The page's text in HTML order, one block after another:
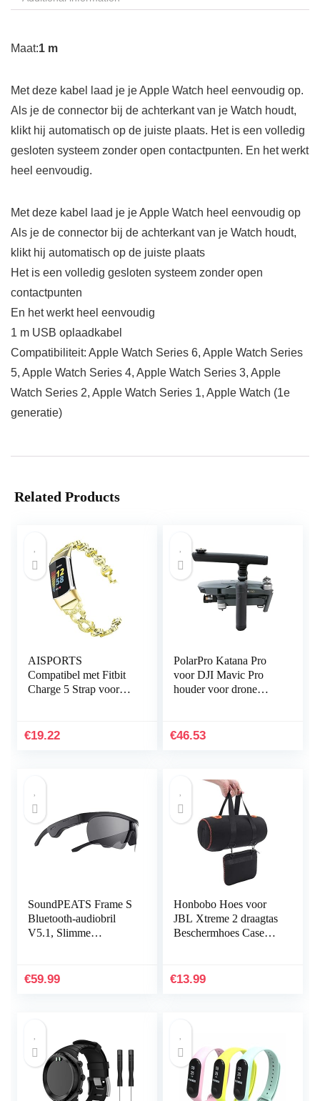
Maat:1 m
Met deze kabel laad je je Apple Watch heel eenvoudig op.
Als je de connector bij de achterkant van je Watch houdt,
klikt hij automatisch op de juiste plaats. Het is een volledig
gesloten systeem zonder open contactpunten. En het werkt
heel eenvoudig.
Met deze kabel laad je je Apple Watch heel eenvoudig op
Als je de connector bij de achterkant van je Watch houdt,
klikt hij automatisch op de juiste plaats
Het is een volledig gesloten systeem zonder open
contactpunten
En het werkt heel eenvoudig
1 m USB oplaadkabel
Compatibiliteit: Apple Watch Series 6, Apple Watch Series
5, Apple Watch Series 4, Apple Watch Series 3, Apple
Watch Series 2, Apple Watch Series 1, Apple Watch (1e
generatie)
Related Products
AISPORTS
Compatibel met Fitbit
Charge 5 Strap voor
Rhinestones sieraden…
€19.22
PolarPro Katana Pro
voor DJI Mavic Pro
houder voor drone
€46.53
SoundPEATS Frame S
Bluetooth-audiobril
V5.1, Slimme
aptX HD-audio, 5 uur
€59.99
Honbobo Hoes voor
JBL Xtreme 2 draagtas
Beschermhoes Case
& oplader
€13.99